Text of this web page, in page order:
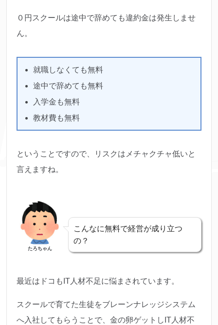
０円スクールは途中で辞めても違約金は発生しませ
ん。
就職しなくても無料
途中で辞めても無料
入学金も無料
教材費も無料
ということですので、リスクはメチャクチャ低いと
言えますね。
たろちゃん
こんなに無料で経営が成り立つ
の？
最近はドコもIT人材不足に悩まされています。
スクールで育てた生徒をブレーンナレッジシステム
へ入社してもらうことで、金の卵ゲットしIT人材不